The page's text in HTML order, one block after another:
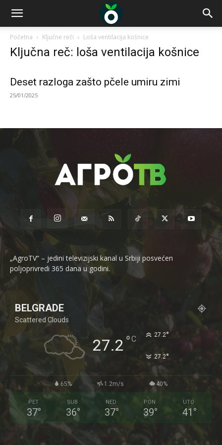
Početna Ključne reči Loša ventilacija košnice
Ključna reč: loša ventilacija košnice
Deset razloga zašto pčele umiru zimi
25/01/2025
„AgroTV“ – jedini televizijski kanal u Srbiji posvećen
poljoprivredi 365 dana u godini.
BELGRADE
Scattered Clouds
27.2 °C 27.2°
27.2°
65% 1.2m/s 40%
PET
37°
SUB
36°
NED
37°
PON
39°
UTO
41 °